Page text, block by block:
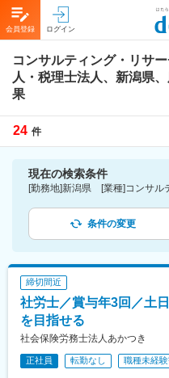
会員登録 ログイン
コンサルティング・リサ
人・税理士法人、新潟県
果
24 件
現在の検索条件
条件の変更
締切間近
社労士／賞与年3回／土
を目指せる
社会保険労務士法人あかつき
正社員 転勤なし 職種未経